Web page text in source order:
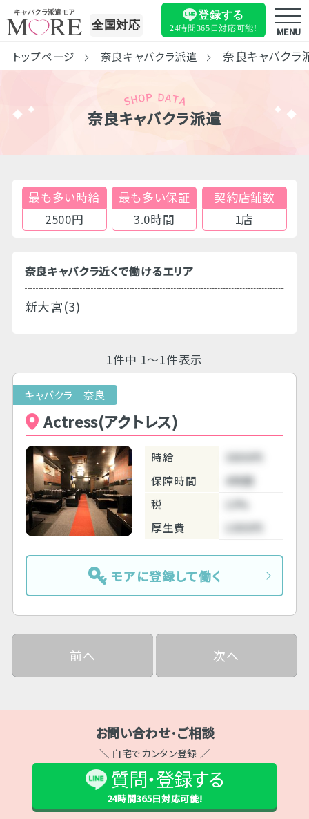
キャバクラ派遣モア
全国対応
登録する
24時間365日対応可能! MENU
トップページ 奈良キャバクラ派遣 奈良キャバクラ
奈良キャバクラ派遣
最も多い時給
2500円
最も多い保証
3.0時間
契約店舗数
1店
奈良キャバクラ近くで働けるエリア
新大宮(3)
1件中 1～1件表示
キャバクラ 奈良
Actress(アクトレス)
時給
3800円
保障時間
4時間
税
10%
厚生費
1000円
モアに登録して働く
前へ 次へ
お問い合わせ･ご相談
＼ 自宅でカンタン登録 ／
質問・登録する
24時間365日対応可能!